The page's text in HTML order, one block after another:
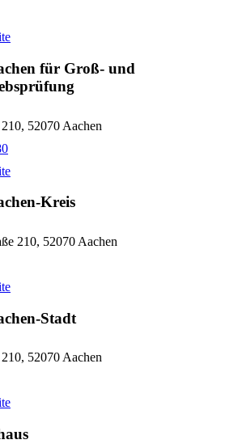
für Groß- und
52070 Aachen
Kreis
210, 52070 Aachen
Stadt
52070 Aachen